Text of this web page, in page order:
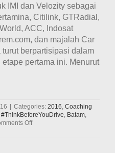
IMI dan Velozity sebagai
Citilink, GTRadial,
ACC, Indosat
dan majalah Car
berpartisipasi dalam
pertama ini. Menurut
Categories: 2016, Coaching
#ThinkBeforeYouDrive, Batam,
Offon